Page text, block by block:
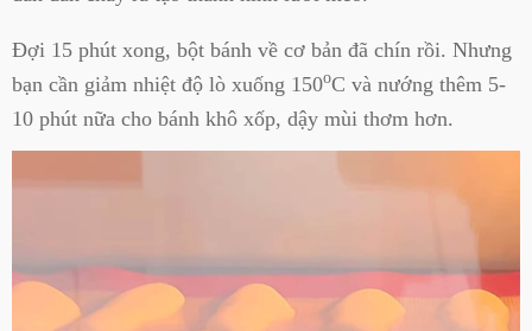
Đợi 15 phút xong, bột bánh về cơ bản đã chín rồi. Nhưng
bạn cần giảm nhiệt độ lò xuống 150oC và nướng thêm 5-
10 phút nữa cho bánh khô xốp, dậy mùi thơm hơn.